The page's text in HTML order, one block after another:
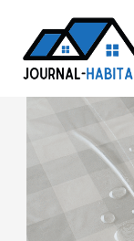
contenu